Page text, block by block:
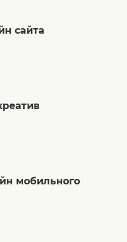
сайта
мобильного